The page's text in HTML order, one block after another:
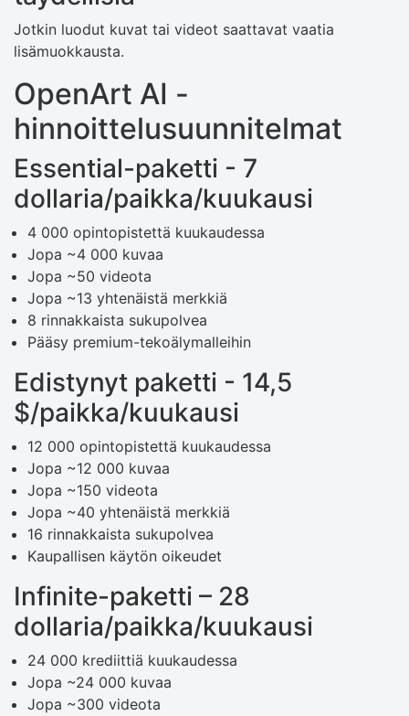
Jotkin luodut kuvat tai videot saattavat vaatia
lisämuokkausta.
OpenArt AI -
hinnoittelusuunnitelmat
Essential-paketti - 7
dollaria/paikka/kuukausi
4 000 opintopistettä kuukaudessa
Jopa ~4 000 kuvaa
Jopa ~50 videota
Jopa ~13 yhtenäistä merkkiä
8 rinnakkaista sukupolvea
Pääsy premium-tekoälymalleihin
Edistynyt paketti - 14,5
$/paikka/kuukausi
12 000 opintopistettä kuukaudessa
Jopa ~12 000 kuvaa
Jopa ~150 videota
Jopa ~40 yhtenäistä merkkiä
16 rinnakkaista sukupolvea
Kaupallisen käytön oikeudet
Infinite-paketti – 28
dollaria/paikka/kuukausi
24 000 krediittiä kuukaudessa
Jopa ~24 000 kuvaa
Jopa ~300 videota